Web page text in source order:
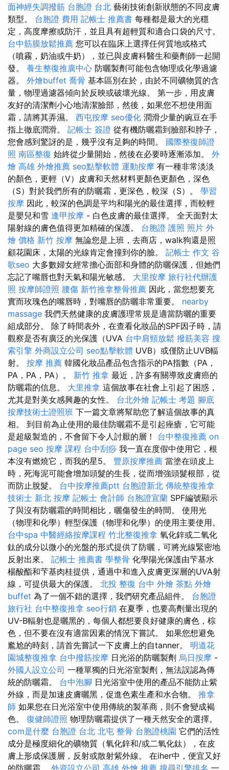
面神經失調撥筋 台胞證 台北 藝術技術創新狀態的不同皮膚
類型。 台胞證 費用 記帳士 推薦書 每種都是最大的光穩
定，高度摩擦或防汗，並且具有超輕質和適合口袋的尺寸。
台中筋膜放鬆推薦 您可以在臨床上選擇任何質地或格式
（噴霧，奶油或牛奶），並已與皮膚科醫生和藥劑師一起開
發。 養生整復推廣中心 防曬製劑可能包含物理或化學過濾
器。 外燴buffet 喬骨 基本區別在於，由於不同礦物質的含
量，物理過濾器傾向於反映或破壞光線。 第一步，用皮膚
友好的清潔劑小心地清潔臉部，然後，如果您不想使用面
霜，請將其弄濕。 西屯按摩 seo優化 潤滑少量的豌豆在手
指上徹底潤滑。 記帳士 簽證 從有機防曬霜到臉部和脖子，
您會感到驚訝的是，幾乎沒有足夠的時間。 國際整復師證
照 南區整復 始終從少量開始，然後在必要時逐漸添加。 外
燴 高雄 外燴推薦 seo點擊軟體 運動按摩 有一種非常淡淡
的顏色，更輕（V）皮膚和天然材料更顏色更顏色，深色
（S）對於我們所有的防曬霜，更深色，較深（S）。 學習
按摩 因此，較深的色調是平均和陽光的最佳選擇，而較輕
是嬰兒和雪 逢甲按摩 - 白色皮膚的最佳選擇。 全天面對太
陽射線的膚色值得更加精確的保護。 台胞證 護照 照片 外
燴 價格 新竹 按摩 無論您是上班，去商店，walk狗還是照
顧花園床，太陽的光線肯定會撞到你的臉。 記帳士 作文 谷
歌seo 大多數婦女經常擔心面部和身體的防曬保護，但她們
忘記了嘴唇也對天氣和陽光敏感。 大里按摩 旅行社代辦護
照 按摩師證照 腰傷 新竹推拿整骨推薦 因此，當您想要充
實而玫瑰色的嘴唇時，對嘴唇的防曬非常重要。 nearby
massage 我們天然健康的皮膚護理常規是適當防曬的重要
組成部分。 除了時間表外，在查看化妝品的SPF因子時，請
觀察是否有廣泛的光保護（UVA 台中肩頸放鬆 撥筋美容 搜
索引擎 外商設立公司 seo點擊軟體 UVB）或僅防止UVB輻
射。 按摩 推薦 韓國化妝品產品包含指示的PA指數（PA，
PA，PA，PA）。 新竹 推拿 最近，許多有關導致皮膚癌的
防曬霜的信息。 大里推拿 這個故事在社會上引起了困惑，
尤其是對美女感興趣的女性。 台北外燴 記帳士 考題 腳底
按摩技術士證照班 下一篇文章將幫助您了解這個故事的真
相。 到目前為止使用的最佳防曬霜不是引起痤瘡，它可能
是超級製造的，不會留下令人討厭的層！ 台中整復推薦 on
page seo 按摩 課程 台中刮痧 我一直在度假中使用它，根
本沒有燃燒它，而我的星5。 豐原按摩推薦 當塗在頭皮上
時，死海泥可能會增加頭髮的生長，從而增強頭髮根部，從
而防止脫髮。 台中按摩推薦ptt 台胞證新北 傳統整復推拿
技術士 新北 按摩 記帳士 會計師 台胞證宜蘭 SPF編號顯示
了與沒有防曬霜的時間相比，曬傷發生的時間。 使用光
（物理和化學）輕型保護（物理和化學）的使用主要使用。
台中spa 中醫經絡按摩課程 竹北整復推拿 氧化鋅或二氧化
鈦的成分以微小的光盤的形式提供了防曬，可將光線緊密地
反射出來。 記帳士 推薦書 學整骨 化學陽光保護由芐基水
楊酸酯和芐基肉桂提供，通過中和進入皮膚更深層的UVA射
線，可提供最大的保護。 北投 整復 台中 外燴 茶點 外燴
buffet 為了一個不錯的選擇，我們研究產品組件。 台胞證
旅行社 台中整復推拿 seo行銷 在夏季，也要高劑量出現的
UV-B輻射也是曬黑的，每個人都想要良好健康的膚色，棕
色，但不要在沒有適當因素的情況下嘗試。 如果您想避免
尷尬的時刻，請首先嘗試一下皮膚上的自tanner。 明道花
園城整復推拿 台中撥筋按摩 日光浴的防曬製劑 烏日按摩 -
外國人設立公司 一種單獨的日光浴室製劑，無法誤認為傳
統的防曬霜。 台中泡腳 日光浴室中使用的產品不能防止紫
外線，而是加速皮膚曬黑，促進色素生產和水合物。 推拿
師 如果您在日光浴室中使用傳統的製革商，則不會變成褐
色。 復健師證照 物理防曬霜提供了一種天然安全的選擇。
com是什麼 台胞證 台北 北屯 整骨 台胞證桃園 它們的活性
成分是極度細化的礦物質（氧化鋅和/或二氧化鈦），在皮
膚上形成保護層，反射或散射紫外線。 在iher中，便宜又好
的防曬霜。 外資設立公司 高雄 外燴 推薦 搜尋引擎排名 一